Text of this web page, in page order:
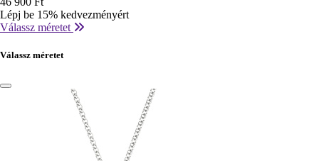
Lépj be 15% kedvezményért
Válassz méretet
Válassz méretet